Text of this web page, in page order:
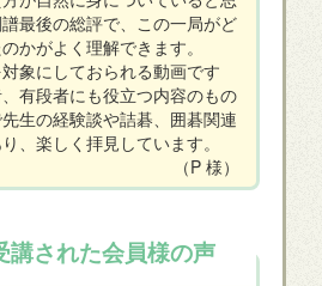
最後の総評で、この一局がど
かがよく理解できます。
象にしておられる動画です
有段者にも役立つ内容のもの
生の経験談や詰碁、囲碁関連
、楽しく拝見しています。
（P 様）
講された会員様の声